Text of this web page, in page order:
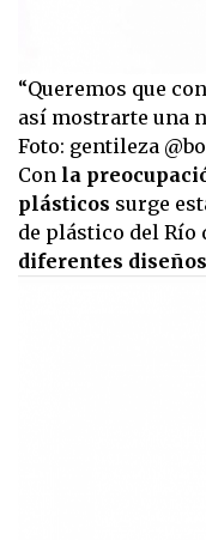
“Queremos que
así mostrarte una
Foto: gentileza
Con la
plásticos surge
de plástico del Río
diferentes